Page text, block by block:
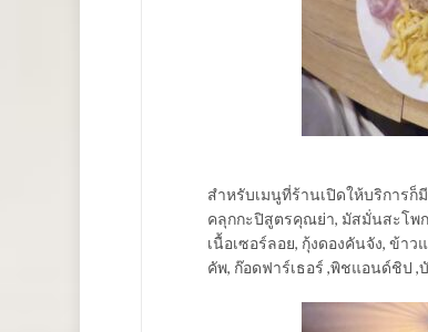
สำหรับเมนูที่ร้านเปิดให้บริการ
คลุกกะปิสูตรคุณย่า, มัสมั่นสะโพ
เนื้อเซอร์ลอย, กุ้งดองคันจัง, ข้า
คัพ, ก๊อดฟาร์เธอร์ ,พิชแอนด์ชิป ,